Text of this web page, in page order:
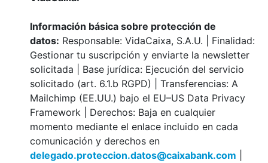
Información básica sobre protección de
datos: Responsable: VidaCaixa, S.A.U. | Finalidad:
Gestionar tu suscripción y enviarte la newsletter
solicitada | Base jurídica: Ejecución del servicio
solicitado (art. 6.1.b RGPD) | Transferencias: A
Mailchimp (EE.UU.) bajo el EU–US Data Privacy
Framework | Derechos: Baja en cualquier
momento mediante el enlace incluido en cada
comunicación y derechos en
delegado.proteccion.datos@caixabank.com